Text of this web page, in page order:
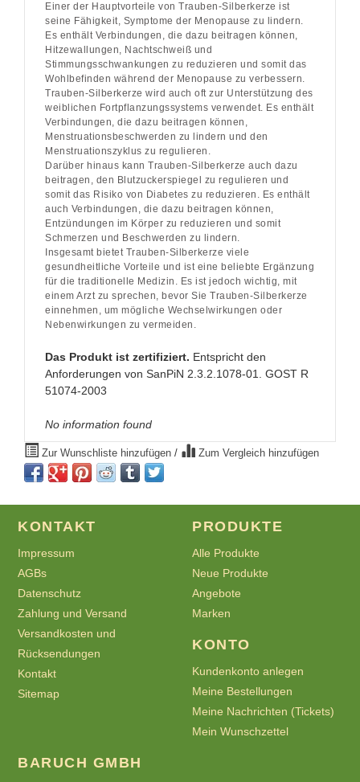
Einer der Hauptvorteile von Trauben-Silberkerze ist
seine Fähigkeit, Symptome der Menopause zu lindern.
Es enthält Verbindungen, die dazu beitragen können,
Hitzewallungen, Nachtschweiß und
Stimmungsschwankungen zu reduzieren und somit das
Wohlbefinden während der Menopause zu verbessern.
Trauben-Silberkerze wird auch oft zur Unterstützung des
weiblichen Fortpflanzungssystems verwendet. Es enthält
Verbindungen, die dazu beitragen können,
Menstruationsbeschwerden zu lindern und den
Menstruationszyklus zu regulieren.
Darüber hinaus kann Trauben-Silberkerze auch dazu
beitragen, den Blutzuckerspiegel zu regulieren und
somit das Risiko von Diabetes zu reduzieren. Es enthält
auch Verbindungen, die dazu beitragen können,
Entzündungen im Körper zu reduzieren und somit
Schmerzen und Beschwerden zu lindern.
Insgesamt bietet Trauben-Silberkerze viele
gesundheitliche Vorteile und ist eine beliebte Ergänzung
für die traditionelle Medizin. Es ist jedoch wichtig, mit
einem Arzt zu sprechen, bevor Sie Trauben-Silberkerze
einnehmen, um mögliche Wechselwirkungen oder
Nebenwirkungen zu vermeiden.
Das Produkt ist zertifiziert. Entspricht den
Anforderungen von SanPiN 2.3.2.1078-01. GOST R
51074-2003
No information found
Zur Wunschliste hinzufügen / Zum Vergleich hinzufügen
KONTAKT
Impressum
AGBs
Datenschutz
Zahlung und Versand
Versandkosten und
Rücksendungen
Kontakt
Sitemap
PRODUKTE
Alle Produkte
Neue Produkte
Angebote
Marken
KONTO
Kundenkonto anlegen
Meine Bestellungen
Meine Nachrichten (Tickets)
Mein Wunschzettel
BARUCH GMBH